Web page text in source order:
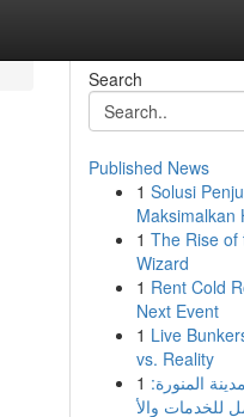
Search
Published News
1 Solusi
Maksimalkan
1 The Rise of
Wizard
1 Rent Cold
Next Event
1 Live
vs. Reality
1 المنورة: